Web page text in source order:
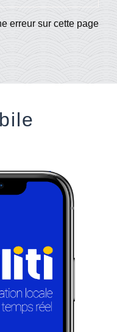
erreur sur cette page